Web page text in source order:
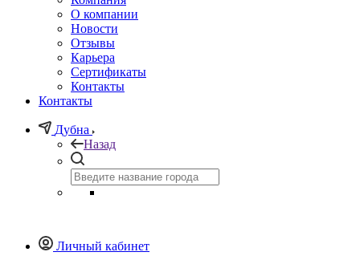
О компании
Новости
Отзывы
Карьера
Сертификаты
Контакты
Контакты
Дубна
Назад
Личный кабинет